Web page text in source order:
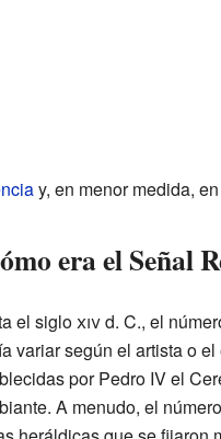
y, en menor medida,
era el Señal
el sigloxivd. C., el
variar según el artista o
por Pedro IV el
A menudo, el